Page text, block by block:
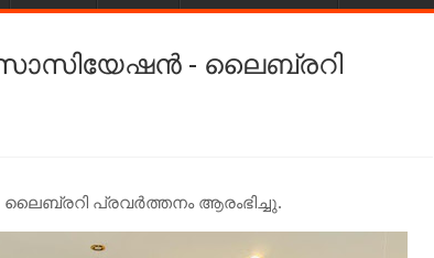
- ലൈബ്രറി
പ്രവർത്തനം ആരംഭിച്ചു.